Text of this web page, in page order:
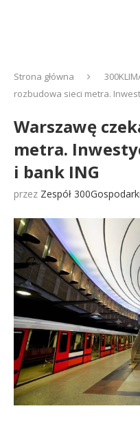
Strona główna
rozbudowa sieci metra.
Warszawę
metra.
i bank ING
przez Zespół 300Gospodarki